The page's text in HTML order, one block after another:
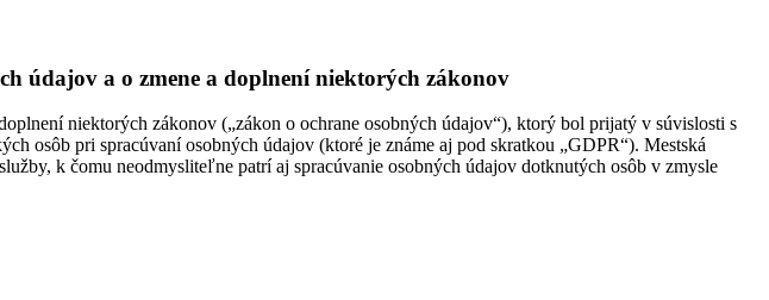
údajov a o zmene a doplnení niektorých zákonov
niektorých zákonov („zákon o ochrane osobných údajov“), ktorý bol prijatý v súvislosti s
osôb pri spracúvaní osobných údajov (ktoré je známe aj pod skratkou „GDPR“). Mestská
k čomu neodmysliteľne patrí aj spracúvanie osobných údajov dotknutých osôb v zmysle